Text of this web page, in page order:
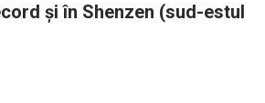
și în Shenzen (sud-estul